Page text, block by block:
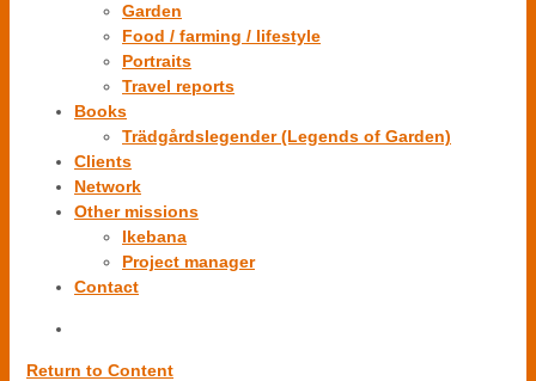
Garden
Food / farming / lifestyle
Portraits
Travel reports
Books
Trädgårdslegender (Legends of Garden)
Clients
Network
Other missions
Ikebana
Project manager
Contact
Return to Content